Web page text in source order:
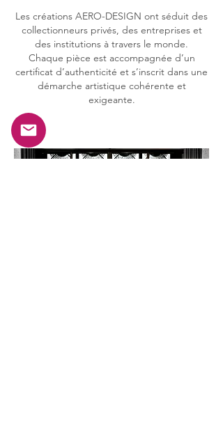
Les créations AERO-DESIGN ont séduit des
collectionneurs privés, des entreprises et
des institutions à travers le monde.
Chaque pièce est accompagnée d’un
certificat d’authenticité et s’inscrit dans une
démarche artistique cohérente et
exigeante.